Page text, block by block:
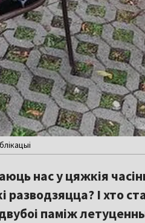
нас у цяжкія
І хто
паміж